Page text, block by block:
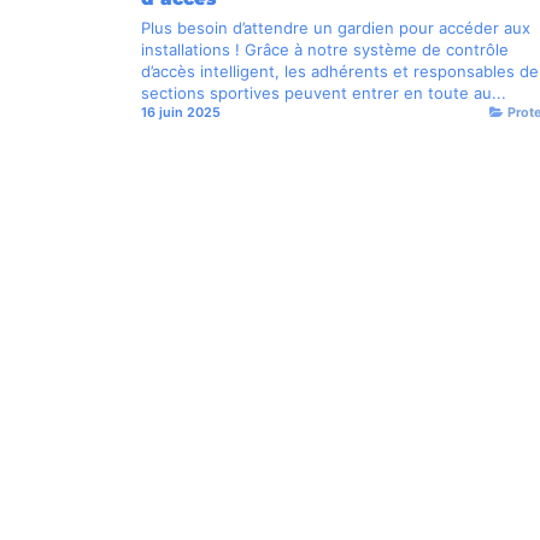
Plus besoin d’attendre un gardien pour accéder aux
installations ! Grâce à notre système de contrôle
d’accès intelligent, les adhérents et responsables de
sections sportives peuvent entrer en toute au...
16 juin 2025